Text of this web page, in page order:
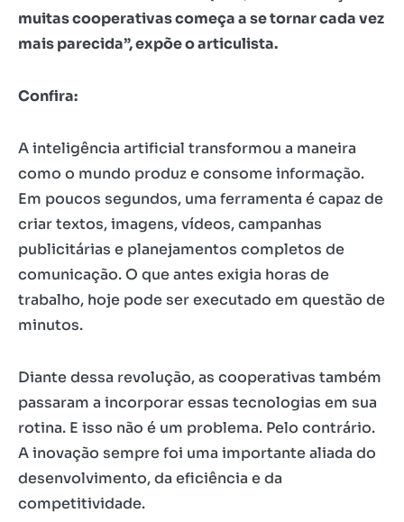
muitas cooperativas começa a se tornar cada vez
mais parecida”, expõe o articulista.
Confira:
A inteligência artificial transformou a maneira
como o mundo produz e consome informação.
Em poucos segundos, uma ferramenta é capaz de
criar textos, imagens, vídeos, campanhas
publicitárias e planejamentos completos de
comunicação. O que antes exigia horas de
trabalho, hoje pode ser executado em questão de
minutos.
Diante dessa revolução, as cooperativas também
passaram a incorporar essas tecnologias em sua
rotina. E isso não é um problema. Pelo contrário.
A inovação sempre foi uma importante aliada do
desenvolvimento, da eficiência e da
competitividade.